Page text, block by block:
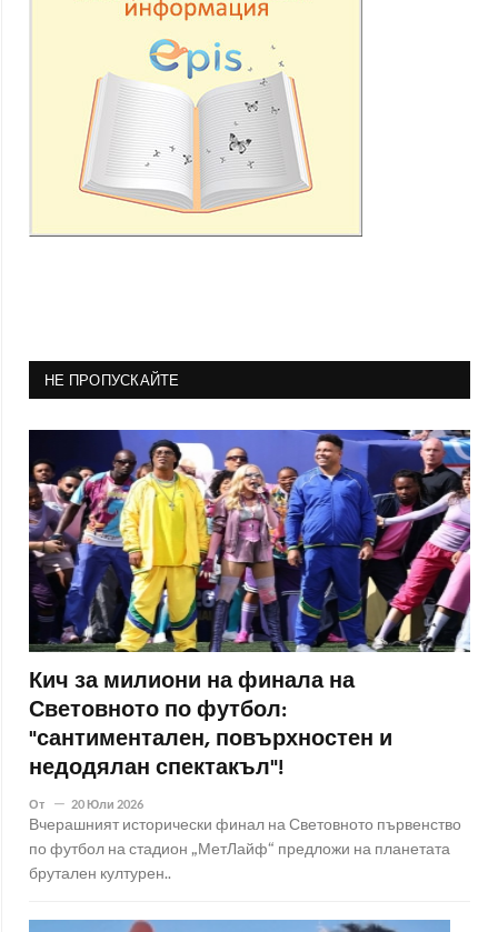
НЕ ПРОПУСКАЙТЕ
Кич за милиони на финала на
Световното по футбол:
"сантиментален, повърхностен и
недодялан спектакъл"!
От 20 Юли 2026
Вчерашният исторически финал на Световното първенство
по футбол на стадион „МетЛайф“ предложи на планетата
брутален културен..